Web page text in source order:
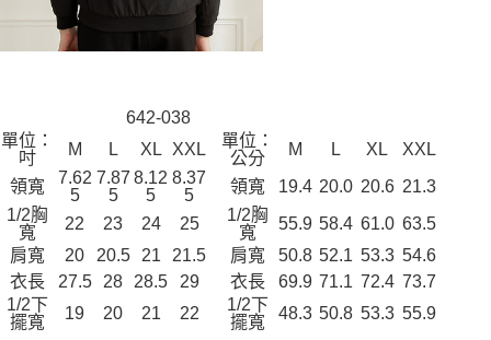
642-038
單位：
吋
M L XL XXL
單位：
公分
M L XL
XXL
領寬
7.62
5
7.87
5
8.12
5
8.37
5
領寬 19.4 20.0 20.6 21.3
1/2胸
寬
22 23 24 25
1/2胸
寬
55.9 58.4 61.0 63.5
肩寬
20 20.5 21 21.5 肩寬 50.8 52.1 53.3 54.6
衣長
27.5 28 28.5 29 衣長 69.9 71.1 72.4 73.7
1/2下
擺寬
19 20 21 22
1/2下
擺寬
48.3 50.8 53.3 55.9